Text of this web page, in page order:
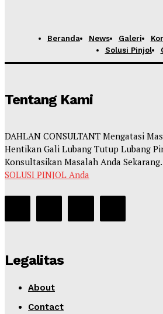
Beranda News Galeri
Solusi Pinjol
Tentang Kami
DAHLAN CONSULTANT Mengatasi
Hentikan Gali Lubang Tutup Lubang
Konsultasikan Masalah Anda Sekarang.
SOLUSI PINJOL Anda
Legalitas
About
Contact